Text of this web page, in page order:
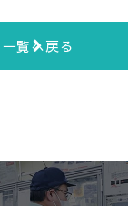
一覧へ戻る